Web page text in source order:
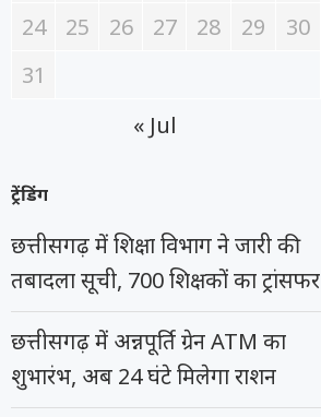
24 25 26 27 28 29
30
31
« Jul
ट्रेंडिंग
छत्तीसगढ़ में शिक्षा विभाग ने जारी की
तबादला सूची, 700 शिक्षकों का ट्रांसफर
छत्तीसगढ़ में अन्नपूर्ति ग्रेन ATM का
शुभारंभ, अब 24 घंटे मिलेगा राशन